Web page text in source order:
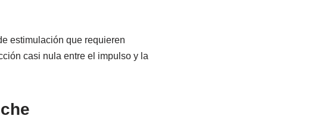
estimulación que requieren
casi nula entre el impulso y la